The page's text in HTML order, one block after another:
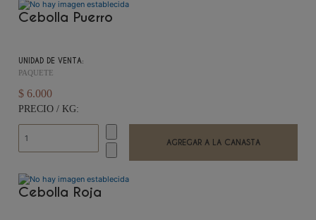
Cebolla Puerro
UNIDAD DE VENTA:
PAQUETE
$ 6.000
PRECIO / KG:
Cebolla Roja